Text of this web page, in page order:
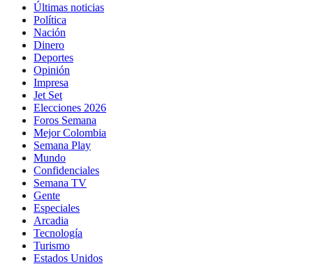
Últimas noticias
Política
Nación
Dinero
Deportes
Opinión
Impresa
Jet Set
Elecciones 2026
Foros Semana
Mejor Colombia
Semana Play
Mundo
Confidenciales
Semana TV
Gente
Especiales
Arcadia
Tecnología
Turismo
Estados Unidos